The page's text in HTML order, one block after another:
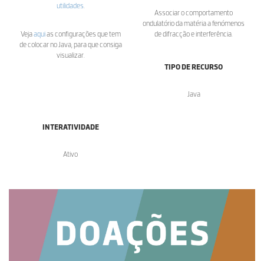
utilidades
Vejaaquias configurações que tem
de colocar no Java, para que consiga
visualizar.
Associar o comportamento
ondulatório da matéria a fenómenos
de difracção e interferência.
TIPO DE RECURSO
Java
INTERATIVIDADE
Ativo